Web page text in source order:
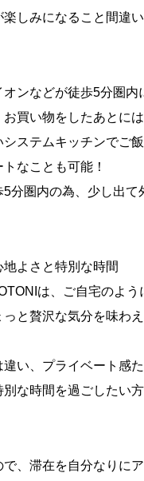
しみになること間違い
ンなどが徒歩5分圏内
買い物をしたあとには
ステムキッチンでご
なことも可能！
分圏内の為、少し出て
地よさと特別な時間
は、ご自宅のよう
っと贅沢な気分を味わ
い、プライベート感
別な時間を過ごしたい
、滞在を自分なりに